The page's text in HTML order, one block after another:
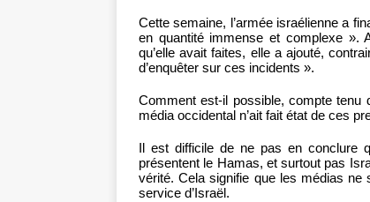
Cette semaine, l’armée israélienne a
en quantité immense et complexe ».
qu’elle avait faites, elle a ajouté,
d’enquêter sur ces incidents ».
Comment est-il possible, compte tenu
média occidental n’ait fait état de ces
Il est difficile de ne pas en conclure
présentent le Hamas, et surtout pas
vérité. Cela signifie que les médias
service d’Israël.